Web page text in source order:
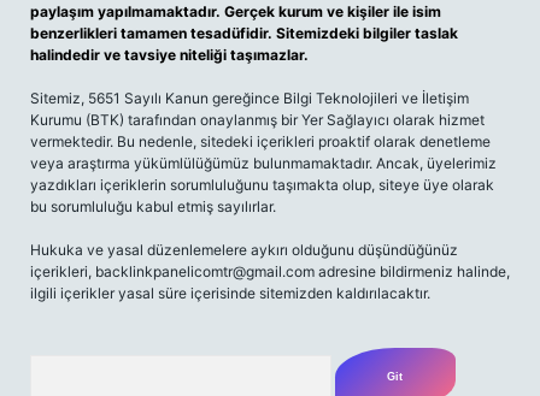
paylaşım yapılmamaktadır. Gerçek kurum ve kişiler ile isim
benzerlikleri tamamen tesadüfidir. Sitemizdeki bilgiler taslak
halindedir ve tavsiye niteliği taşımazlar.
Sitemiz, 5651 Sayılı Kanun gereğince Bilgi Teknolojileri ve İletişim
Kurumu (BTK) tarafından onaylanmış bir Yer Sağlayıcı olarak hizmet
vermektedir. Bu nedenle, sitedeki içerikleri proaktif olarak denetleme
veya araştırma yükümlülüğümüz bulunmamaktadır. Ancak, üyelerimiz
yazdıkları içeriklerin sorumluluğunu taşımakta olup, siteye üye olarak
bu sorumluluğu kabul etmiş sayılırlar.
Hukuka ve yasal düzenlemelere aykırı olduğunu düşündüğünüz
içerikleri, backlinkpanelicomtr@gmail.com adresine bildirmeniz halinde,
ilgili içerikler yasal süre içerisinde sitemizden kaldırılacaktır.